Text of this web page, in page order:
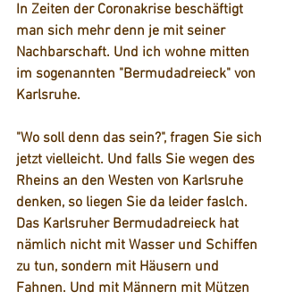
In Zeiten der Coronakrise beschäftigt
man sich mehr denn je mit seiner
Nachbarschaft. Und ich wohne mitten
im sogenannten "Bermudadreieck" von
Karlsruhe.
"Wo soll denn das sein?", fragen Sie sich
jetzt vielleicht. Und falls Sie wegen des
Rheins an den Westen von Karlsruhe
denken, so liegen Sie da leider faslch.
Das Karlsruher Bermudadreieck hat
nämlich nicht mit Wasser und Schiffen
zu tun, sondern mit Häusern und
Fahnen. Und mit Männern mit Mützen